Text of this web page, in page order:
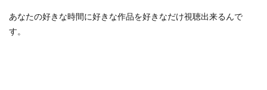
あなたの好きな時間に好きな作品を好きなだけ視聴出来るんで
す。